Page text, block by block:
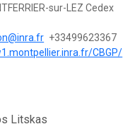
sur-LEZ Cedex
+33499623367
CBGP/
Litskas